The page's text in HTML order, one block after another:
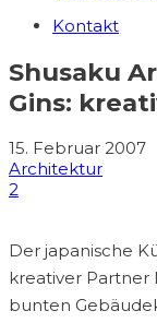
Kontakt
Shusaku
Gins:
15. Februar 2007
Architektur
2
Der japanische
kreativer Partner
bunten